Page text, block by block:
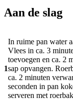
Aan de slag
1
In ruime pan water
Vlees in ca. 3
toevoegen en ca. 2
sap opvangen.
ca. 2 minuten
seconden in pan
serveren met